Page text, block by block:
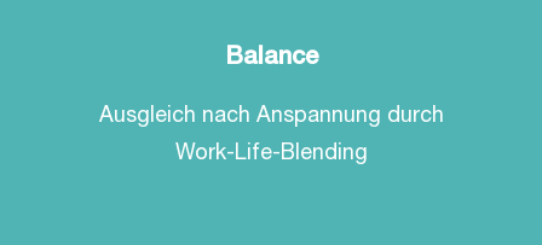
Balance
Ausgleich nach Anspannung durch
Work-Life-Blending